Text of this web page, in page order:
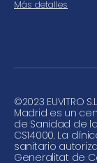
Más detalles
©2023 EUVITRO
Madrid es un
de Sanidad de
CS14000. La
sanitario
Generalitat de